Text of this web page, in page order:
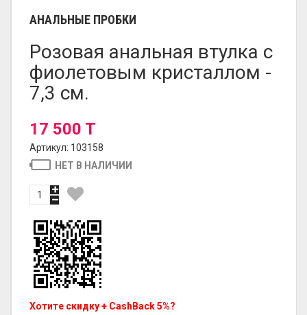
АНАЛЬНЫЕ ПРОБКИ
Розовая анальная втулка с
фиолетовым кристаллом -
7,3 см.
17 500 T
Артикул: 103158
НЕТ В НАЛИЧИИ
Хотите скидку + CashBack 5%?